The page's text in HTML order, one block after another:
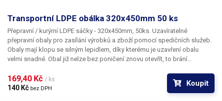
Transportní LDPE obálka 320x450mm 50 ks
Přepravní / kurýrní LDPE sáčky - 320x450mm, 50ks.
přepravní obaly pro zasílání výrobků a zboží pomocí spedičních služeb.
Obaly mají klopu se silným lepidlem, díky kterému je uzavření obalu
velmi snadné. Obal již nelze bez poničení znovu otevřít, to brání
pevné a díky vnitřní černé vrstvě naprosto neprůsvitné. Povrch je možné
popsat lihovým fixem. Materiál LDPE je 100% recyklovatelný.Uvedený
169,40 Kč / ks
140 Kč bez DPH
Koupit